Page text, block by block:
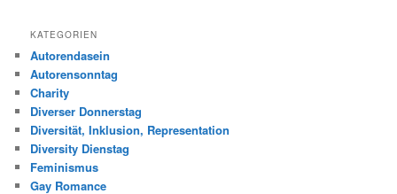
KATEGORIEN
Autorendasein
Autorensonntag
Charity
Diverser Donnerstag
Diversität, Inklusion, Representation
Diversity Dienstag
Feminismus
Gay Romance